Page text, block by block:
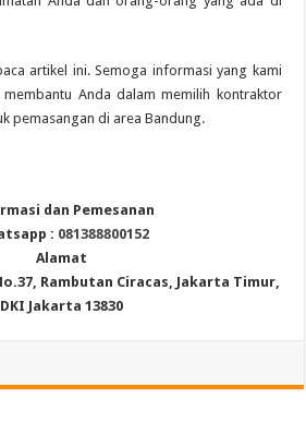
artikel ini. Semoga informasi yang kami
Anda dalam memilih kontraktor
pemasangan di area Bandung.
dan Pemesanan
: 081388800152
Alamat
Rambutan Ciracas, Jakarta Timur,
DKI Jakarta 13830